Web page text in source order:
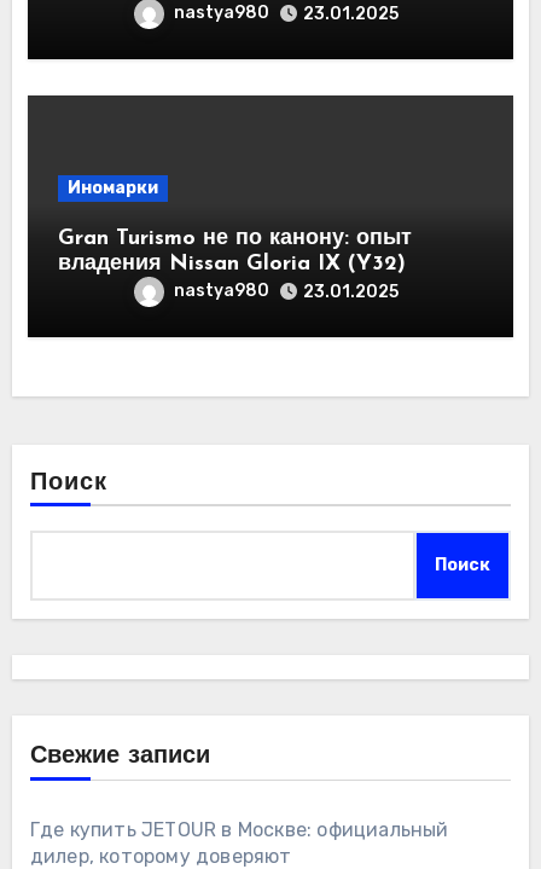
nastya980 23.01.2025
Иномарки
Gran Turismo не по канону: опыт
владения Nissan Gloria IX (Y32)
nastya980 23.01.2025
Поиск
Поиск
Свежие записи
Где купить JETOUR в Москве: официальный
дилер, которому доверяют